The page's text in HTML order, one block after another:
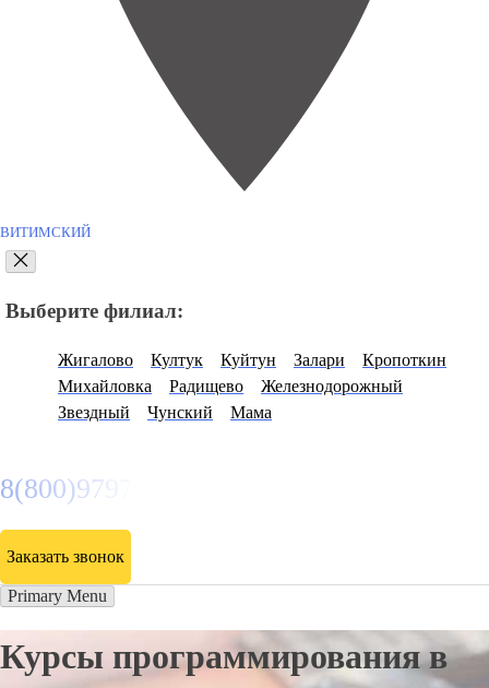
ВИТИМСКИЙ
Выберите филиал:
Жигалово Култук Куйтун Залари
Кропоткин
Михайловка
Радищево
Железнодорожный
Звездный
Чунский Мама
8(800)9797043
Заказать звонок
Primary Menu
Курсы программирования в